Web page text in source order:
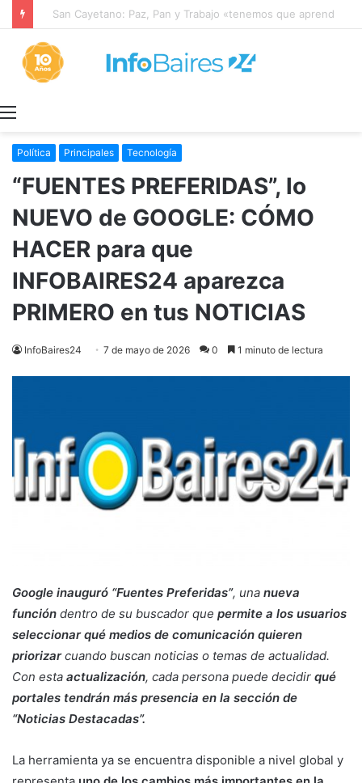
San Cayetano: Paz, Pan y Trabajo «tenemos que aprender a dialogar y a tratarnos bien» Mons. García Cuerva
Política Principales Tecnología
“FUENTES PREFERIDAS”, lo
NUEVO de GOOGLE: CÓMO
HACER para que
INFOBAIRES24 aparezca
PRIMERO en tus NOTICIAS
InfoBaires24 7 de mayo de 2026 0 1 minuto de lectura
Google inauguró “Fuentes Preferidas”, una nueva
función dentro de su buscador que permite a los usuarios
seleccionar qué medios de comunicación quieren
priorizarcuando buscan noticias o temas de actualidad.
Con esta actualización, cada persona puede decidir qué
portales tendrán más presencia en la sección de
“Noticias Destacadas”.
La herramienta ya se encuentra disponible a nivel global y